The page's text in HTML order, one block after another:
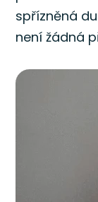
spřízněná
není žádná